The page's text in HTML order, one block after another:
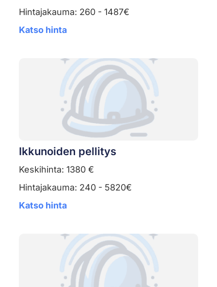
Hintajakauma: 260 - 1487€
Katso hinta
Ikkunoiden pellitys
Keskihinta: 1380 €
Hintajakauma: 240 - 5820€
Katso hinta